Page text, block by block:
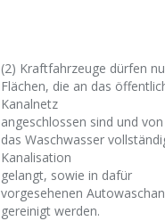
(2) Kraftfahrzeuge dürfen
Flächen, die an das
Kanalnetz
angeschlossen sind und
das Waschwasser
Kanalisation
gelangt, sowie in dafür
vorgesehenen
gereinigt werden.